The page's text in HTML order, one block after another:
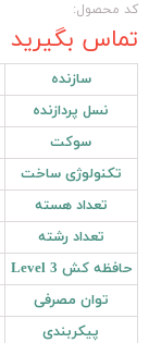
کد محصول:
تماس بگیرید
سازنده
نسل پردازنده
سوکت
تکنولوژی ساخت
تعداد هسته
تعداد رشته
حافظه کش Level 3
توان مصرفی
پیکربندی